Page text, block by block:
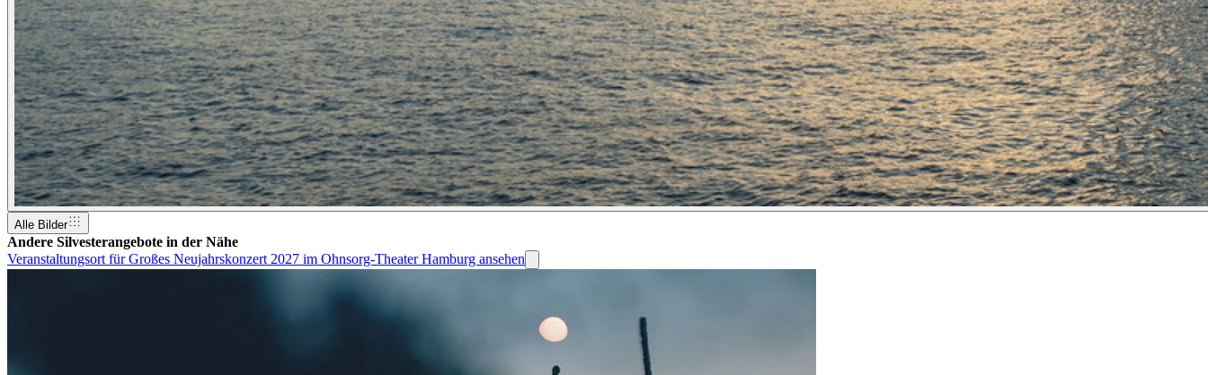
Alle Bilder
Andere Silvesterangebote in der Nähe
Veranstaltungsort für Großes Neujahrskonzert 2027 im Ohnsorg-Theater Hamburg ansehen